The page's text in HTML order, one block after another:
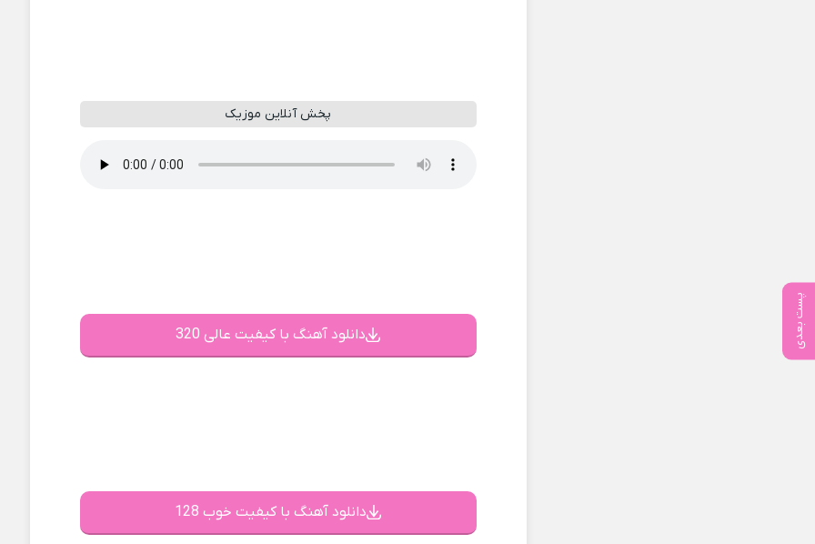
پست بعدی
پخش آنلاین موزیک
دانلود آهنگ با کیفیت عالی 320
دانلود آهنگ با کیفیت خوب 128